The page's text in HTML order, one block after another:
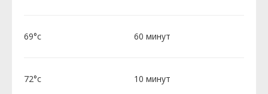
69°c 60 минут
72°c 10 минут